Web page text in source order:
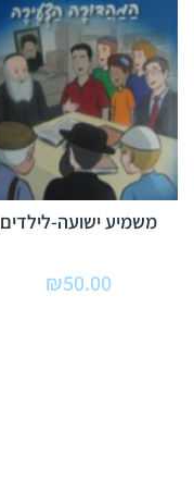
משמיע ישועה-לילדים
₪50.00